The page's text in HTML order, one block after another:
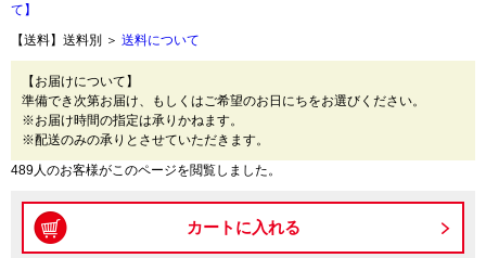
て】
【送料】送料別 ＞ 送料について
【お届けについて】
準備でき次第お届け、もしくはご希望のお日にちをお選びください。
※お届け時間の指定は承りかねます。
※配送のみの承りとさせていただきます。
489人のお客様がこのページを閲覧しました。